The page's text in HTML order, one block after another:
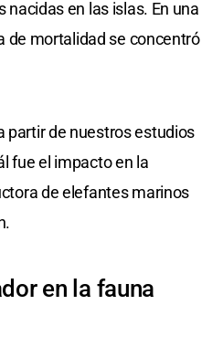
nacidas en las islas. En una
de mortalidad se concentró
partir de nuestros estudios
fue el impacto en la
de elefantes marinos
en la fauna